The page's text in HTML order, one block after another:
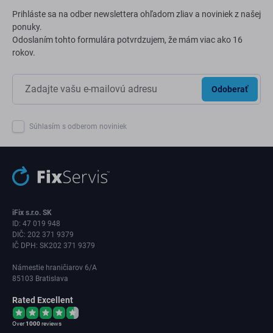
Prihláste sa na odber newslettera ohľadom zliav a noviniek z našej
ponuky.
Odoslaním tohto formulára potvrdzujem, že mám viac ako 16
rokov.
Odoberať
Súhlasím s odberom noviniek
iFix s.r.o. SK
ID: 47 019 948
DIČ: 202 371 9379
IČ DPH: SK202 371 9379
Námestie hraničiarov 6/A
85103 Bratislava
Rated Excellent
Over1000reviews